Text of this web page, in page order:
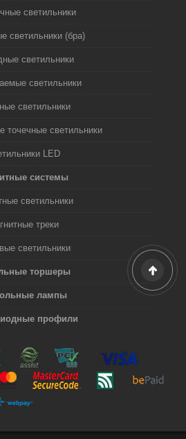
светильники
светильники (бра)
светильники
светильники
светильники
точечные светильники
LED
системы
светильники
треки
светильники
торшеры
лампы
профили